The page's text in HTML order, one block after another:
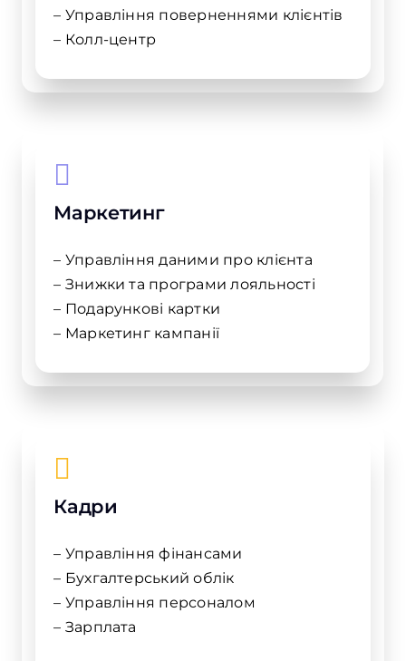
– Управління поверненнями клієнтів
– Колл-центр
Маркетинг
– Управління даними про клієнта
– Знижки та програми лояльності
– Подарункові картки
– Маркетинг кампанії
Кадри
– Управління фінансами
– Бухгалтерський облік
– Управління персоналом
– Зарплата